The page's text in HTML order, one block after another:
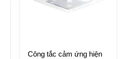
Công tắc cảm ứng hiện